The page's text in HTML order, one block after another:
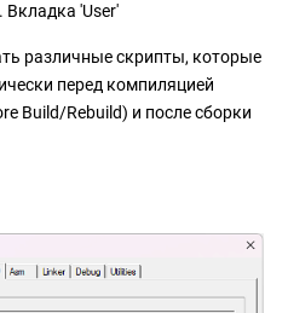
Вкладка 'User'
различные скрипты, которые
перед компиляцией
Build/Rebuild) и после сборки